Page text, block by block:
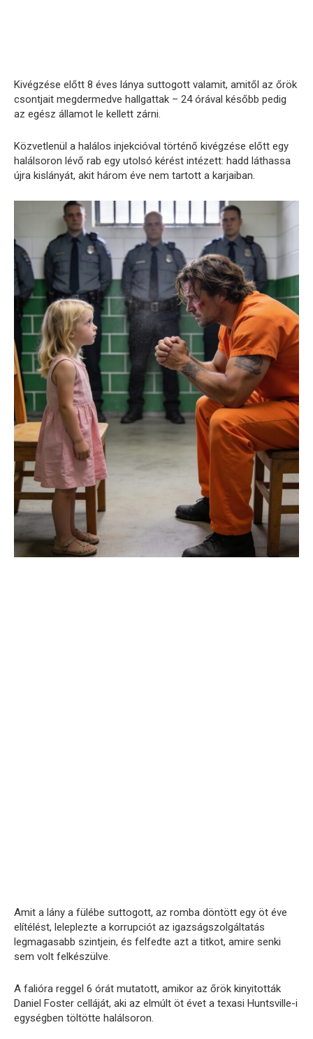
Kivégzése előtt 8 éves lánya suttogott valamit, amitől az őrök
csontjait megdermedve hallgattak – 24 órával később pedig
az egész államot le kellett zárni.
Közvetlenül a halálos injekcióval történő kivégzése előtt egy
halálsoron lévő rab egy utolsó kérést intézett: hadd láthassa
újra kislányát, akit három éve nem tartott a karjaiban.
Amit a lány a fülébe suttogott, az romba döntött egy öt éve
elítélést, leleplezte a korrupciót az igazságszolgáltatás
legmagasabb szintjein, és felfedte azt a titkot, amire senki
sem volt felkészülve.
A falióra reggel 6 órát mutatott, amikor az őrök kinyitották
Daniel Foster celláját, aki az elmúlt öt évet a texasi Huntsville-i
egységben töltötte halálsoron.